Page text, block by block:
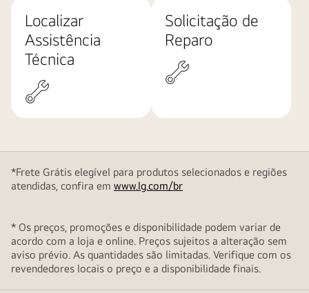
Localizar
Assistência
Técnica
Solicitação de
Reparo
*Frete Grátis elegível para produtos selecionados e regiões
atendidas, confira em www.lg.com/br
* Os preços, promoções e disponibilidade podem variar de
acordo com a loja e online. Preços sujeitos a alteração sem
aviso prévio. As quantidades são limitadas. Verifique com os
revendedores locais o preço e a disponibilidade finais.